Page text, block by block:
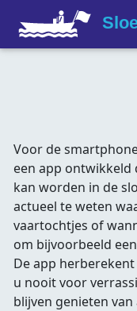
Voor de
een app
kan worden in de
actueel te weten
vaartochtjes of
om bijvoorbeeld
De app
u nooit voor
blijven genieten